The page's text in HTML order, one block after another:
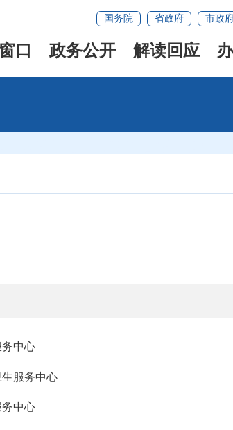
国务院 省政府 市政
口 政务公开 解读回应
中心
服务中心
中心